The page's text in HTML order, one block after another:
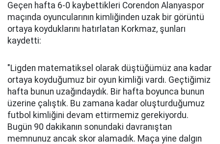
Geçen hafta 6-0 kaybettikleri Corendon Alanyaspor
maçında oyuncularının kimliğinden uzak bir görüntü
ortaya koyduklarını hatırlatan Korkmaz, şunları
kaydetti:
"Ligden matematiksel olarak düştüğümüz ana kadar
ortaya koyduğumuz bir oyun kimliği vardı. Geçtiğimiz
hafta bunun uzağındaydık. Bir hafta boyunca bunun
üzerine çalıştık. Bu zamana kadar oluşturduğumuz
futbol kimliğini devam ettirmemiz gerekiyordu.
Bugün 90 dakikanın sonundaki davranıştan
memnunuz ancak skor alamadık. Maça yine dalgın